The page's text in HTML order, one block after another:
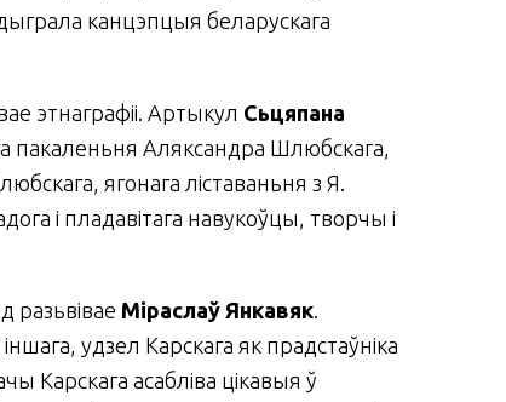
канцэпцыя беларускага
этнаграфіі. Артыкул Сьцяпана
пакаленьня Аляксандра Шлюбскага,
ягонага ліставаньня з Я.
і пладавітага навукоўцы, творчы і
разьвівае Міраслаў Янкавяк.
удзел Карскага як прадстаўніка
Карскага асабліва цікавыя ў